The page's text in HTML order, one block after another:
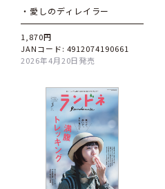
・愛しのディレイラー
1,870円
JANコード: 4912074190661
2026年4月20日発売